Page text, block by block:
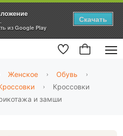
из Google Play
Скачать
Женское
Обувь
Кроссовки
и замши